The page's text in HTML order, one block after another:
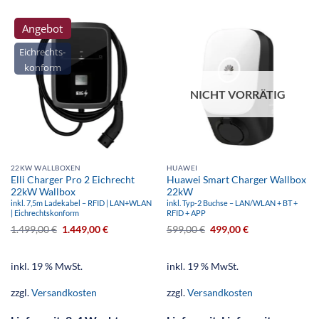
Angebot
Eichrechts-
konform
22KW WALLBOXEN
Elli Charger Pro 2 Eichrecht
22kW Wallbox
inkl. 7,5m Ladekabel – RFID | LAN+WLAN
| Eichrechtskonform
1.499,00€ 1.449,00€
inkl. 19 % MwSt.
zzgl.Versandkosten
NICHT VORRÄTIG
HUAWEI
Huawei Smart Charger Wallbox
22kW
inkl. Typ-2 Buchse – LAN/WLAN + BT +
RFID + APP
599,00€ 499,00€
inkl. 19 % MwSt.
zzgl.Versandkosten